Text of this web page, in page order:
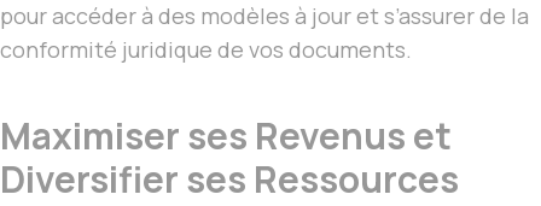
pour accéder à des modèles à jour et s’assurer de la
conformité juridique de vos documents.
Maximiser ses Revenus et
Diversifier ses Ressources